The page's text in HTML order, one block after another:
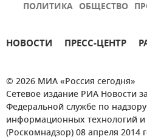
ПОЛИТИКА ОБЩЕСТВО
НОВОСТИ ПРЕСС-ЦЕНТР
© 2026 МИА «Россия сегодня»
Сетевое издание РИА Новости
Федеральной службе по
информационных технологий
(Роскомнадзор) 08 апреля 2014